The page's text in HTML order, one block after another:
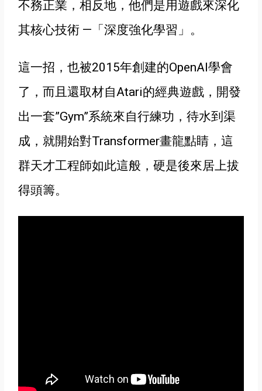
不務正業 ，相反地，他們是用遊戲來深化
其核心技術 — 「深度強化學習」 。
這一招，也被2015年創建的OpenAI學會
了，而且還取材自Atari的經典遊戲，開發
出一套”Gym”系統來自行練功，待水到渠
成，就開始對Transformer畫龍點睛，這
群天才工程師如此這般，硬是後來居上拔
得頭籌。